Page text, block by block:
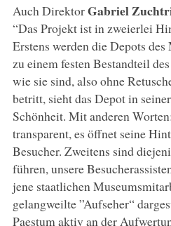
Auch DirektorGabriel
“Das Projekt ist in zweierlei
Erstens werden die Depots
zu einem festen Bestandteil
wie sie sind, also ohne
betritt, sieht das Depot in
Schönheit. Mit anderen
transparent, es öffnet seine
Besucher. Zweitens sind
führen, unsere
jene staatlichen
gelangweilte ”Aufseher“
Paestum aktiv an der